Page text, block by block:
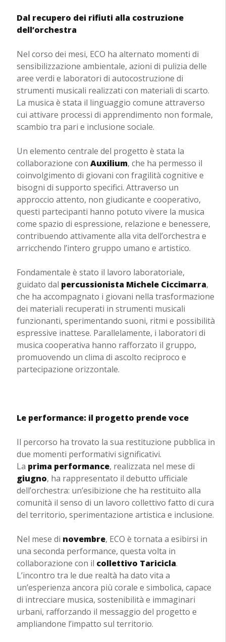
Dal recupero dei rifiuti alla costruzione
dell’orchestra
Nel corso dei mesi, ECO ha alternato momenti di
sensibilizzazione ambientale, azioni di pulizia delle
aree verdi e laboratori di autocostruzione di
strumenti musicali realizzati con materiali di scarto.
La musica è stata il linguaggio comune attraverso
cui attivare processi di apprendimento non formale,
scambio tra pari e inclusione sociale.
Un elemento centrale del progetto è stata la
collaborazione con Auxilium, che ha permesso il
coinvolgimento di giovani con fragilità cognitive e
bisogni di supporto specifici. Attraverso un
approccio attento, non giudicante e cooperativo,
questi partecipanti hanno potuto vivere la musica
come spazio di espressione, relazione e benessere,
contribuendo attivamente alla vita dell’orchestra e
arricchendo l’intero gruppo umano e artistico.
Fondamentale è stato il lavoro laboratoriale,
guidato dal percussionista Michele Ciccimarra,
che ha accompagnato i giovani nella trasformazione
dei materiali recuperati in strumenti musicali
funzionanti, sperimentando suoni, ritmi e possibilità
espressive inattese. Parallelamente, i laboratori di
musica cooperativa hanno rafforzato il gruppo,
promuovendo un clima di ascolto reciproco e
partecipazione orizzontale.
Le performance: il progetto prende voce
Il percorso ha trovato la sua restituzione pubblica in
due momenti performativi significativi.
La prima performance, realizzata nel mese di
giugno, ha rappresentato il debutto ufficiale
dell’orchestra: un’esibizione che ha restituito alla
comunità il senso di un lavoro collettivo fatto di cura
del territorio, sperimentazione artistica e inclusione.
Nel mese di novembre, ECO è tornata a esibirsi in
una seconda performance, questa volta in
collaborazione con il collettivo Taricicla.
L’incontro tra le due realtà ha dato vita a
un’esperienza ancora più corale e simbolica, capace
di intrecciare musica, sostenibilità e immaginari
urbani, rafforzando il messaggio del progetto e
ampliandone l’impatto sul territorio.